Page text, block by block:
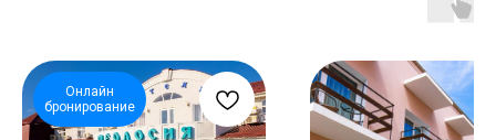
Онлайн
бронирование